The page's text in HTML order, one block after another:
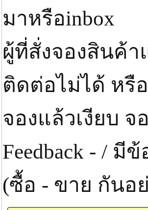
มาหรือinbox
ผู้ที่สั่งจองสินค้
ติดต่อไม่ได้ หรื
จองแล้วเงียบ
Feedback - /
(ซื้อ - ขาย กันอ